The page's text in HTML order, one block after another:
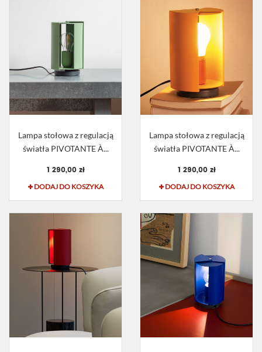
Lampa stołowa z regulacją
światła PIVOTANTE À...
1 290,00 zł
DODAJ DO KOSZYKA
Lampa stołowa z regulacją
światła PIVOTANTE À...
1 290,00 zł
DODAJ DO KOSZYKA